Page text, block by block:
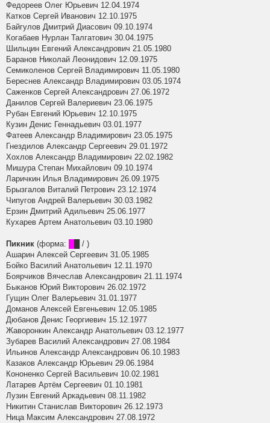
Федореев Олег Юрьевич 12.04.1974
Катков Сергей Иванович 12.10.1975
Байгулов Дмитрий Диасович 09.10.1974
Когабаев Нурлан Талгатович 30.04.1975
Шильцин Евгений Александрович 21.05.1980
Баранов Николай Леонидович 12.09.1975
Семиколенов Сергей Владимирович 11.05.1980
Береснев Александр Владимирович 03.05.1974
Саженков Сергей Александрович 27.06.1972
Данилов Сергей Валериевич 23.06.1975
Рубан Евгений Юрьевич 12.10.1975
Кузин Денис Геннадьевич 03.01.1977
Фатеев Александр Владимирович 23.05.1975
Гнездилов Александр Сергеевич 29.01.1972
Хохлов Александр Владимирович 22.02.1982
Мишура Степан Михайлович 09.10.1974
Ларичкин Илья Владимирович 26.09.1975
Брызгалов Виталий Петрович 23.12.1974
Чипугов Андрей Валерьевич 30.03.1982
Ерзин Дмитрий Адильевич 25.06.1977
Кухарев Артем Анатольевич 03.10.1980
Пикник (форма:
█ / )
Ашарин Алексей Сергеевич 31.05.1985
Бойко Василий Анатольевич 12.11.1970
Боярчиков Вячеслав Александрович 21.11.1974
Быканов Юрий Викторович 26.02.1972
Гущин Олег Валерьевич 31.01.1977
Доманов Алексей Евгеньевич 12.05.1985
Дюбанов Денис Георгиевич 15.12.1977
Жаворонкин Александр Анатольевич 03.12.1977
Зубарев Василий Александрович 27.08.1984
Ильинов Александр Александрович 06.10.1983
Казаков Александр Юрьевич 29.06.1984
Кононенко Сергей Васильевич 10.02.1981
Латарев Артём Сергеевич 01.10.1981
Лузин Евгений Аркадьевич 08.11.1982
Никитин Станислав Викторович 26.12.1973
Ница Максим Александрович 27.08.1972